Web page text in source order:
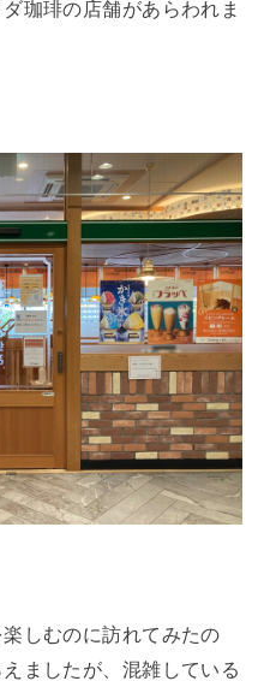
珈琲の店舗があらわれま
しむのに訪れてみたの
ましたが、混雑している